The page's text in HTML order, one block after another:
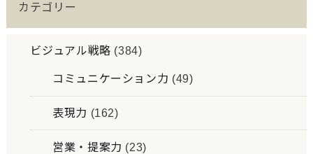
カテゴリー
ビジュアル戦略 (384)
コミュニケーション力 (49)
表現力 (162)
営業・提案力 (23)